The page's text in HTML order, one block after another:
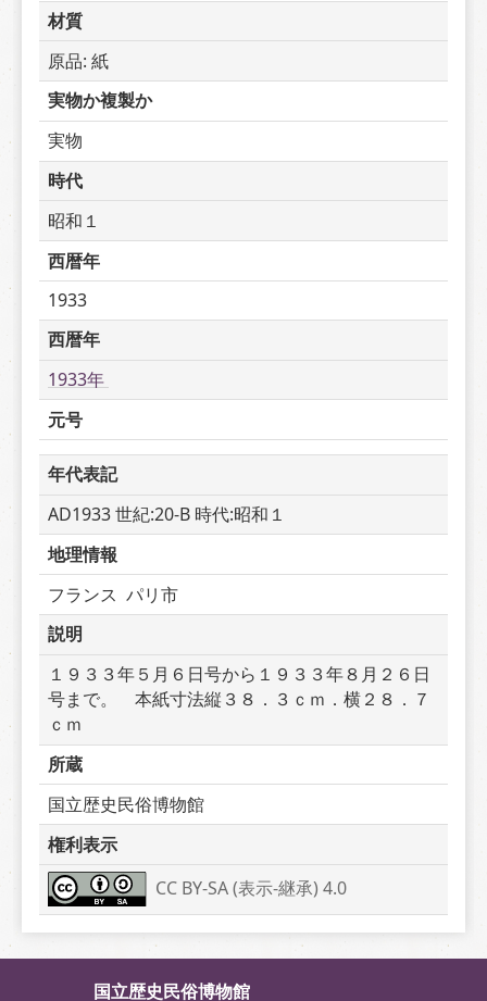
材質
原品: 紙
実物か複製か
実物
時代
昭和１
西暦年
1933
西暦年
1933年
元号
年代表記
AD1933 世紀:20-B 時代:昭和１
地理情報
フランス  パリ市
説明
１９３３年５月６日号から１９３３年８月２６日
号まで。　本紙寸法縦３８．３ｃｍ．横２８．７
ｃｍ
所蔵
国立歴史民俗博物館
権利表示
CC BY-SA (表示-継承) 4.0
国立歴史民俗博物館